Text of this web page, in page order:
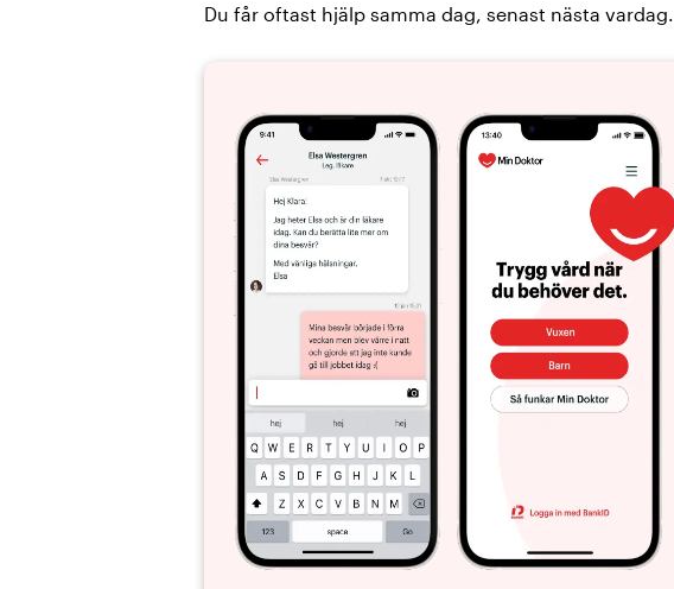
Du får oftast hjälp samma dag, senast nästa vardag.